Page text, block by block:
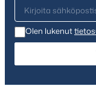
Olen lukenut